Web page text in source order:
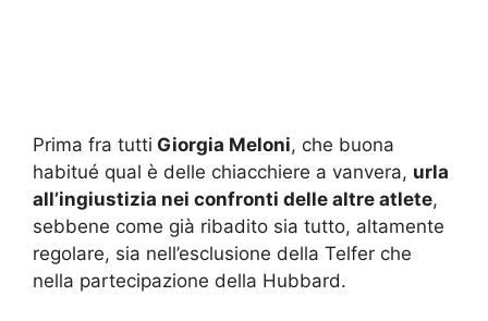
Prima fra tutti Giorgia Meloni, che buona
habitué qual è delle chiacchiere a vanvera, urla
all’ingiustizia nei confronti delle altre atlete,
sebbene come già ribadito sia tutto, altamente
regolare, sia nell’esclusione della Telfer che
nella partecipazione della Hubbard.